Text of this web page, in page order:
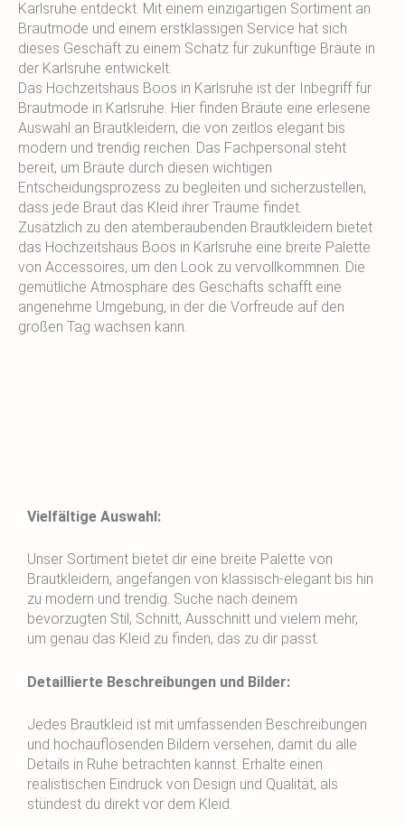
Karlsruhe entdeckt. Mit einem einzigartigen Sortiment an
Brautmode und einem erstklassigen Service hat sich
dieses Geschäft zu einem Schatz für zukünftige Bräute in
der Karlsruhe entwickelt.
Das Hochzeitshaus Boos in Karlsruhe ist der Inbegriff für
Brautmode in Karlsruhe. Hier finden Bräute eine erlesene
Auswahl an Brautkleidern, die von zeitlos elegant bis
modern und trendig reichen. Das Fachpersonal steht
bereit, um Bräute durch diesen wichtigen
Entscheidungsprozess zu begleiten und sicherzustellen,
dass jede Braut das Kleid ihrer Träume findet.
Zusätzlich zu den atemberaubenden Brautkleidern bietet
das Hochzeitshaus Boos in Karlsruhe eine breite Palette
von Accessoires, um den Look zu vervollkommnen. Die
gemütliche Atmosphäre des Geschäfts schafft eine
angenehme Umgebung, in der die Vorfreude auf den
großen Tag wachsen kann.
Vielfältige Auswahl:
Unser Sortiment bietet dir eine breite Palette von
Brautkleidern, angefangen von klassisch-elegant bis hin
zu modern und trendig. Suche nach deinem
bevorzugten Stil, Schnitt, Ausschnitt und vielem mehr,
um genau das Kleid zu finden, das zu dir passt.
Detaillierte Beschreibungen und Bilder:
Jedes Brautkleid ist mit umfassenden Beschreibungen
und hochauflösenden Bildern versehen, damit du alle
Details in Ruhe betrachten kannst. Erhalte einen
realistischen Eindruck von Design und Qualität, als
stündest du direkt vor dem Kleid.